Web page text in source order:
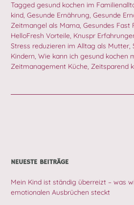
Tagged gesund kochen im
kind, Gesunde Ernährung, Gesunde
Zeitmangel als Mama, Gesundes Fast
HelloFresh Vorteile, Knuspr
Stress reduzieren im Alltag als Mutter,
Kindern, Wie kann ich gesund kochen
Zeitmanagement Küche, Zeitsparend
NEUESTE BEITRÄGE
Mein Kind ist ständig überreizt – was
emotionalen Ausbrüchen steckt